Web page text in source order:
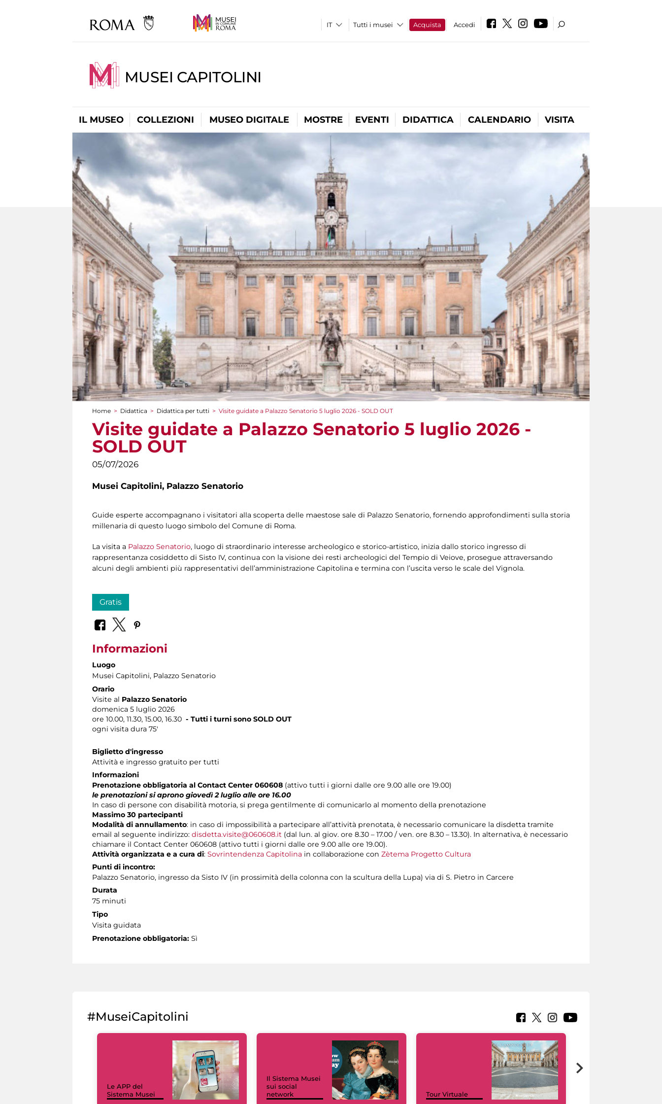
Tutti i musei Acquista Accedi
MUSEI CAPITOLINI
IL MUSEO COLLEZIONI MUSEO DIGITALE MOSTRE EVENTI DIDATTICA CALENDARIO VISITA
Tu sei qui
Home > Didattica > Didattica per tutti > Visite guidate a Palazzo Senatorio 5 luglio 2026 - SOLD OUT
Visite guidate a Palazzo Senatorio 5 luglio 2026 -
SOLD OUT
05/07/2026
Musei Capitolini, Palazzo Senatorio
Guide esperte accompagnano i visitatori alla scoperta delle maestose sale di Palazzo Senatorio, fornendo approfondimenti sulla storia
millenaria di questo luogo simbolo del Comune di Roma.
La visita a Palazzo Senatorio, luogo di straordinario interesse archeologico e storico-artistico, inizia dallo storico ingresso di
rappresentanza cosiddetto di Sisto IV, continua con la visione dei resti archeologici del Tempio di Veiove, prosegue attraversando
alcuni degli ambienti più rappresentativi dell’amministrazione Capitolina e termina con l’uscita verso le scale del Vignola.
Gratis
Informazioni
Luogo
Musei Capitolini, Palazzo Senatorio
Orario
Visite al Palazzo Senatorio
domenica 5 luglio 2026
ore 10.00, 11.30, 15.00, 16.30 - Tutti i turni sono SOLD OUT
ogni visita dura 75'
Biglietto d'ingresso
Attività e ingresso gratuito per tutti
Informazioni
Prenotazione obbligatoria al Contact Center 060608 (attivo tutti i giorni dalle ore 9.00 alle ore 19.00)
le prenotazioni si aprono giovedì 2 luglio alle ore 16.00
In caso di persone con disabilità motoria, si prega gentilmente di comunicarlo al momento della prenotazione
Massimo 30 partecipanti
Modalità di annullamento: in caso di impossibilità a partecipare all’attività prenotata, è necessario comunicare la disdetta tramite
email al seguente indirizzo: disdetta.visite@060608.it (dal lun. al giov. ore 8.30 – 17.00 / ven. ore 8.30 – 13.30). In alternativa, è necessario
chiamare il Contact Center 060608 (attivo tutti i giorni dalle ore 9.00 alle ore 19.00).
Attività organizzata e a cura di: Sovrintendenza Capitolina in collaborazione con Zètema Progetto Cultura
Punti di incontro:
Palazzo Senatorio, ingresso da Sisto IV (in prossimità della colonna con la scultura della Lupa) via di S. Pietro in Carcere
Durata
75 minuti
Tipo
Visita guidata
Prenotazione obbligatoria: Sì
#MuseiCapitolini
Le APP del
Sistema Musei
Il Sistema Musei
sui social
network
Tour Virtuale